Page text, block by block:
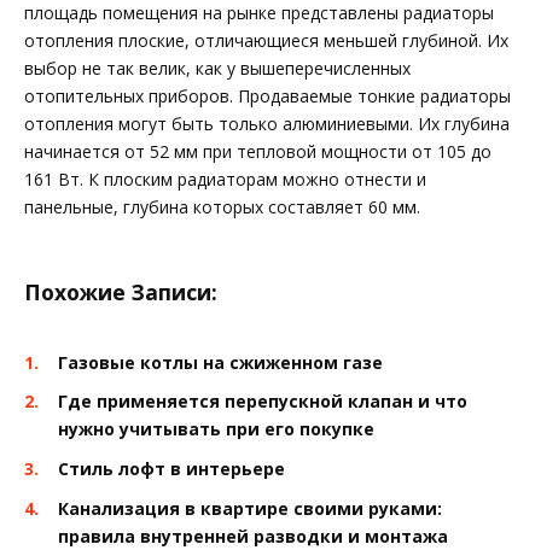
площадь помещения на рынке представлены радиаторы
отопления плоские, отличающиеся меньшей глубиной. Их
выбор не так велик, как у вышеперечисленных
отопительных приборов. Продаваемые тонкие радиаторы
отопления могут быть только алюминиевыми. Их глубина
начинается от 52 мм при тепловой мощности от 105 до
161 Вт. К плоским радиаторам можно отнести и
панельные, глубина которых составляет 60 мм.
Похожие Записи:
Газовые котлы на сжиженном газе
Где применяется перепускной клапан и что
нужно учитывать при его покупке
Стиль лофт в интерьере
Канализация в квартире своими руками:
правила внутренней разводки и монтажа